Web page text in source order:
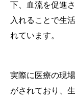
下、血流を促進
入れることで生
れています。
実際に医療の現
がされており、